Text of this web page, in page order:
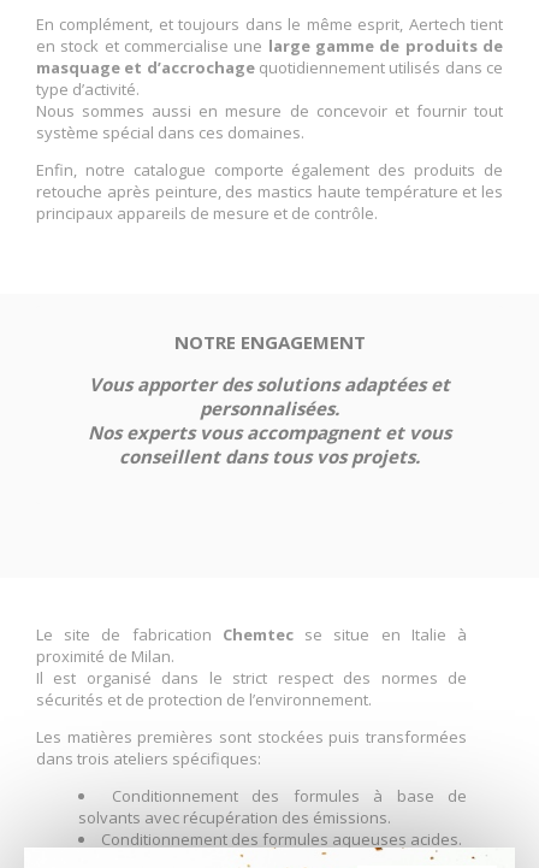
En complément, et toujours dans le même esprit, Aertech tient
en stock et commercialise une large gamme de produits de
masquage et d’accrochagequotidiennement utilisés dans ce
type d’activité.
Nous sommes aussi en mesure de concevoir et fournir tout
système spécial dans ces domaines.
Enfin, notre catalogue comporte également des produits de
retouche après peinture, des mastics haute température et les
principaux appareils de mesure et de contrôle.
NOTRE ENGAGEMENT
Vous apporter des solutions adaptées et
personnalisées.
Nos experts vous accompagnent et vous
conseillent dans tous vos projets.
Le site de fabrication Chemtecse situe en Italie à
proximité de Milan.
Il est organisé dans le strict respect des normes de
sécurités et de protection de l’environnement.
Les matières premières sont stockées puis transformées
dans trois ateliers spécifiques:
Conditionnement des formules à base de
solvants avec récupération des émissions.
Conditionnement des formules aqueuses acides.
Conditionnement des formules aqueuses